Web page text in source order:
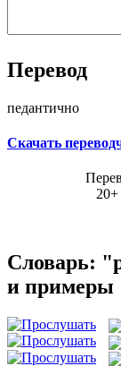
Перевод
педантично
Скачать
Словарь:
и примеры